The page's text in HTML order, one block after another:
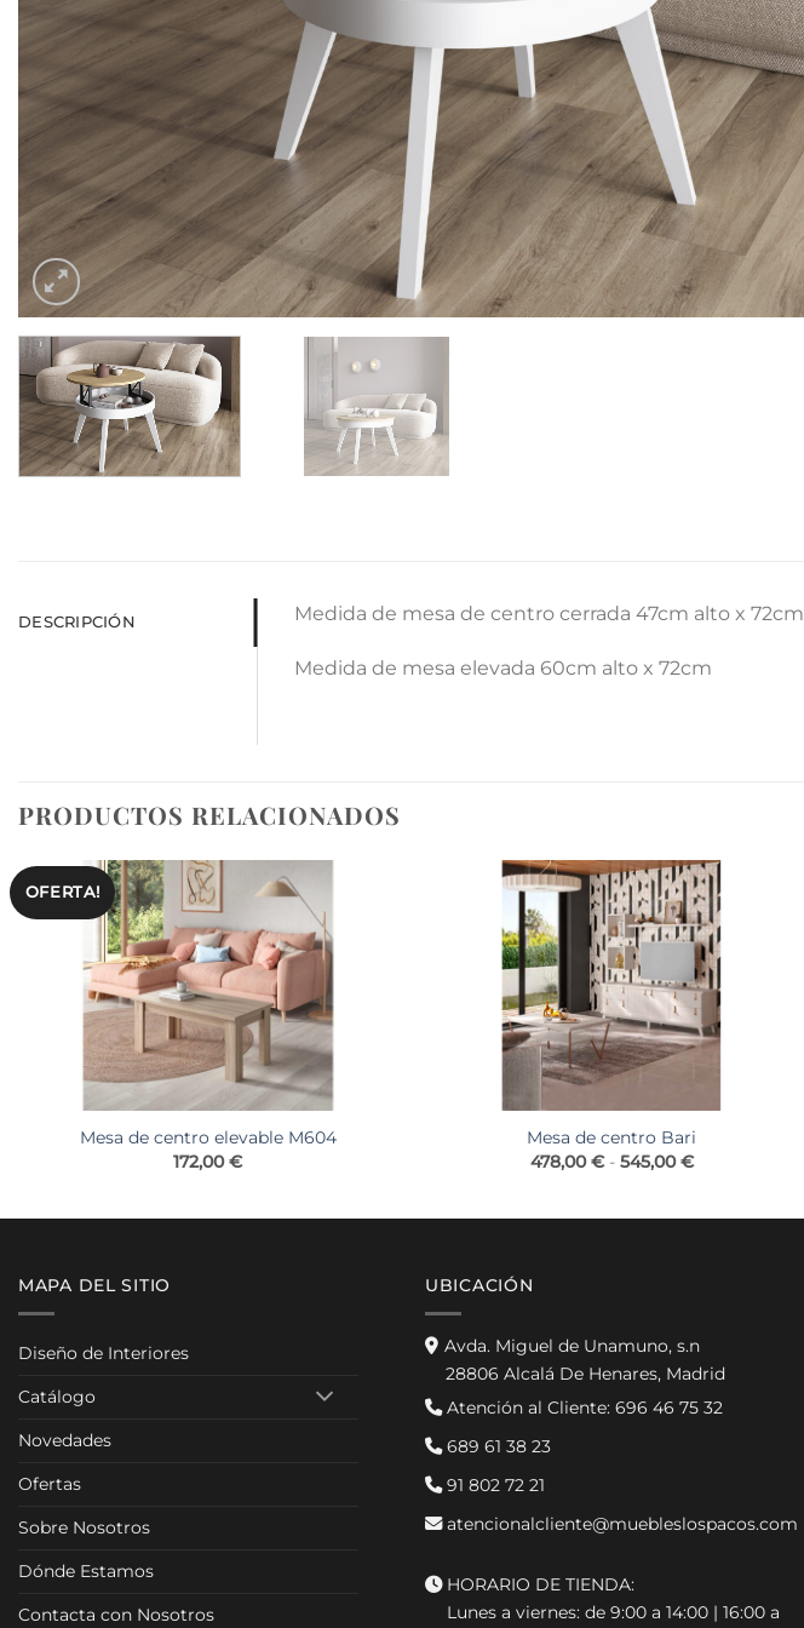
DESCRIPCIÓN Medida de mesa de centro cerrada 47cm alto x 72cm
Medida de mesa elevada 60cm alto x 72cm
PRODUCTOS RELACIONADOS
OFERTA!
Mesa de centro elevable M604
172,00€
Mesa de centro Bari
478,00€ - 545,00€Rango
MAPA DEL SITIO
Diseño de Interiores
Catálogo
Novedades
Ofertas
Sobre Nosotros
Dónde Estamos
Contacta con Nosotros
UBICACIÓN
Avda. Miguel de Unamuno, s.n
28806 Alcalá De Henares, Madrid
Atención al Cliente: 696 46 75 32
689 61 38 23
91 802 72 21
atencionalcliente@muebleslospacos.com
HORARIO DE TIENDA:
Lunes a viernes: de 9:00 a 14:00 | 16:00 a